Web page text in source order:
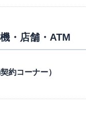
・店舗・ATM
約コーナー）